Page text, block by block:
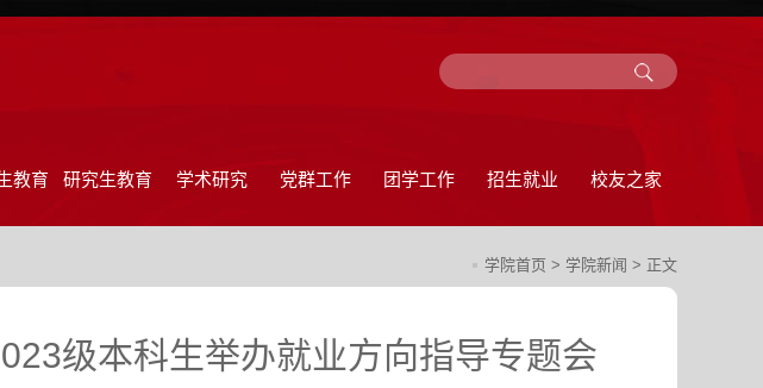
教育 研究生教育 学术研究 党群工作 团学工作 招生就业 校友之家
学院首页 > 学院新闻 > 正文
级本科生举办就业方向指导专题会